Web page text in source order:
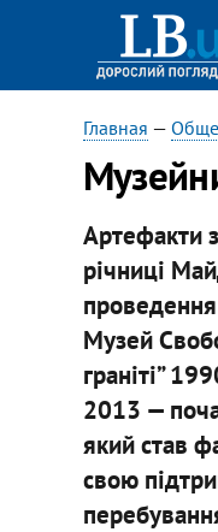
Главная —
Артефакти з
річниці
Музей
граніті”
2013 —
який став
свою